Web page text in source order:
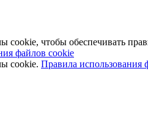
чтобы обеспечивать
файлов cookie
cookie. Правила использования